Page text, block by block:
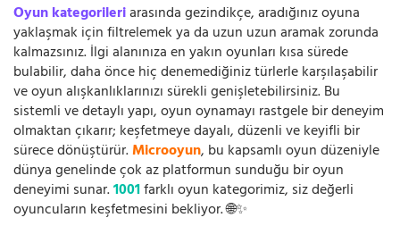
Oyun kategorileriarasında gezindikçe, aradığınız oyuna
yaklaşmak için filtrelemek ya da uzun uzun aramak zorunda
kalmazsınız. İlgi alanınıza en yakın oyunları kısa sürede
bulabilir, daha önce hiç denemediğiniz türlerle karşılaşabilir
ve oyun alışkanlıklarınızı sürekli genişletebilirsiniz. Bu
sistemli ve detaylı yapı, oyun oynamayı rastgele bir deneyim
olmaktan çıkarır; keşfetmeye dayalı, düzenli ve keyifli bir
sürece dönüştürür.Microoyun, bu kapsamlı oyun düzeniyle
dünya genelinde çok az platformun sunduğu bir oyun
deneyimi sunar.1001farklı oyun kategorimiz, siz değerli
oyuncuların keşfetmesini bekliyor. 🌐✨